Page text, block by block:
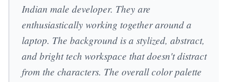
Indian male developer. They are
enthusiastically working together around a
laptop. The background is a stylized, abstract,
and bright tech workspace that doesn't distract
from the characters. The overall color palette